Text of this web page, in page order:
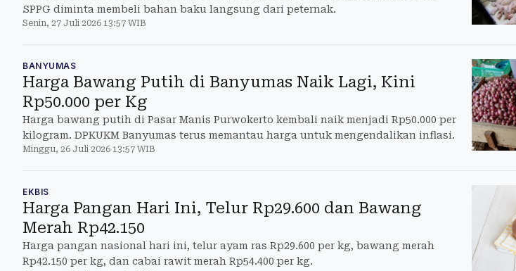
SPPG diminta membeli bahan baku langsung dari peternak.
Senin, 27 Juli 2026 13:57 WIB
BANYUMAS
Harga Bawang Putih di Banyumas Naik Lagi, Kini
Rp50.000 per Kg
Harga bawang putih di Pasar Manis Purwokerto kembali naik menjadi Rp50.000 per
kilogram. DPKUKM Banyumas terus memantau harga untuk mengendalikan inflasi.
Minggu, 26 Juli 2026 13:57 WIB
EKBIS
Harga Pangan Hari Ini, Telur Rp29.600 dan Bawang
Merah Rp42.150
Harga pangan nasional hari ini, telur ayam ras Rp29.600 per kg, bawang merah
Rp42.150 per kg, dan cabai rawit merah Rp54.400 per kg.